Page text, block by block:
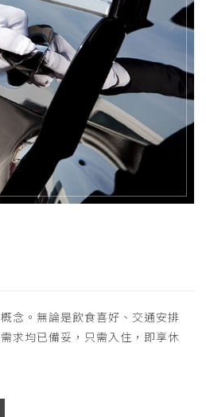
念。無論是飲食喜好、交通安排
求均已備妥，只需入住，即享休